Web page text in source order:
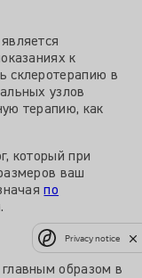
к
склеротерапию в
узлов
терапию, как
который при
ваш
по
главным образом в
Privacy notice